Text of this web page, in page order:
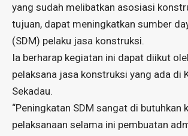
yang sudah melibatkan asosiasi
tujuan, dapat meningkatkan sumber
(SDM) pelaku jasa konstruksi.
Ia berharap kegiatan ini dapat diikut
pelaksana jasa konstruksi yang ada di
Sekadau.
“Peningkatan SDM sangat di butuhkan
pelaksanaan selama ini pembuatan